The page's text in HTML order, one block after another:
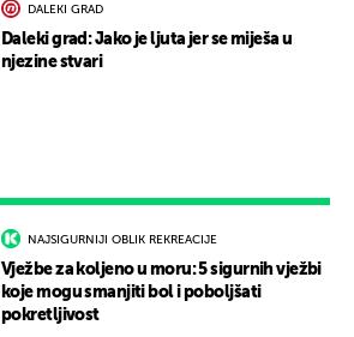
NAJSIGURNIJI OBLIK REKREACIJE
Vježbe za koljeno u moru: 5 sigurnih vježbi
koje mogu smanjiti bol i poboljšati
pokretljivost
DALEKI GRAD
Daleki grad: Jako je ljuta jer se miješa u
njezine stvari